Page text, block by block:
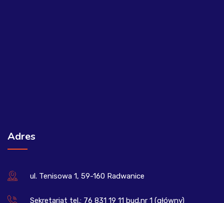
Adres
ul. Tenisowa 1, 59-160 Radwanice
Sekretariat tel.: 76 831 19 11 bud.nr 1 (główny)